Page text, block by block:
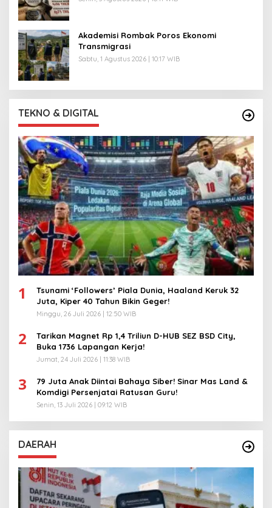
Akademisi Rombak Poros Ekonomi
Transmigrasi
Sabtu, 1 Agustus 2026 | 10:17 WIB
TEKNO & DIGITAL
1
Tsunami ‘Followers’ Piala Dunia, Haaland Keruk 32
Juta, Kiper 40 Tahun Bikin Geger!
Minggu, 26 Juli 2026 | 12:50 WIB
2
Tarikan Magnet Rp 1,4 Triliun D-HUB SEZ BSD City,
Buka 1736 Lapangan Kerja!
Jumat, 24 Juli 2026 | 11:38 WIB
3
79 Juta Anak Diintai Bahaya Siber! Sinar Mas Land &
Komdigi Persenjatai Ratusan Guru!
Senin, 13 Juli 2026 | 09:12 WIB
DAERAH